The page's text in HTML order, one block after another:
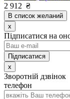
2 912 ₴
В список желаний
x
Підписатися на
x
Зворотній дзвінок
телефон